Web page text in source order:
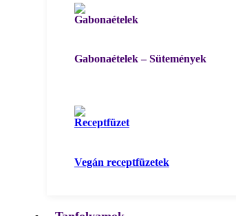
Gabonaételek – Sütemények
Vegán receptfüzetek